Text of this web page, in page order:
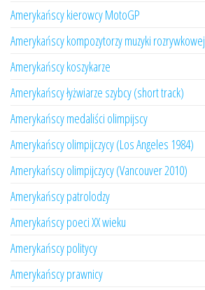
Amerykańscy kierowcy MotoGP
Amerykańscy kompozytorzy muzyki rozrywkowej
Amerykańscy koszykarze
Amerykańscy łyżwiarze szybcy (short track)
Amerykańscy medaliści olimpijscy
Amerykańscy olimpijczycy (Los Angeles 1984)
Amerykańscy olimpijczycy (Vancouver 2010)
Amerykańscy patrolodzy
Amerykańscy poeci XX wieku
Amerykańscy politycy
Amerykańscy prawnicy